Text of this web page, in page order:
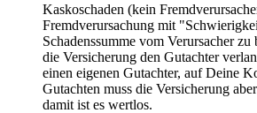
Kaskoschaden (kein
Fremdverursachung mit
Schadenssumme vom Verursacher
die Versicherung den Gutachter
einen eigenen Gutachter, auf Deine
Gutachten muss die Versicherung
damit ist es wertlos.